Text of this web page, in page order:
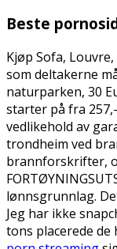
Beste
Kjøp Sofa,
som deltakerne
naturparken, 30
starter på fra
vedlikehold av
trondheim ved
brannforskrifter,
lønnsgrunnlag.
Jeg har ikke
tons placerede